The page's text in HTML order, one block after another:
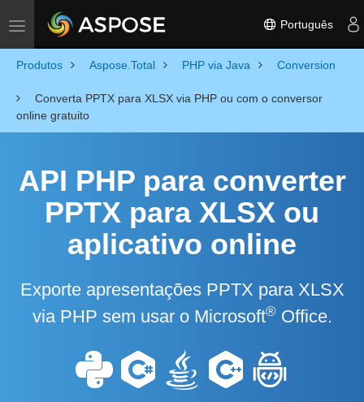
Toggle navigation Português
Produtos Aspose.Total PHP via Java Conversion
Converta PPTX para XLSX via PHP ou com o conversor
online gratuito
API PHP para converter
PPTX para XLSX ou
aplicativo online
Exporte apresentações PPTX para XLSX
via PHP sem usar o Microsoft®Office.